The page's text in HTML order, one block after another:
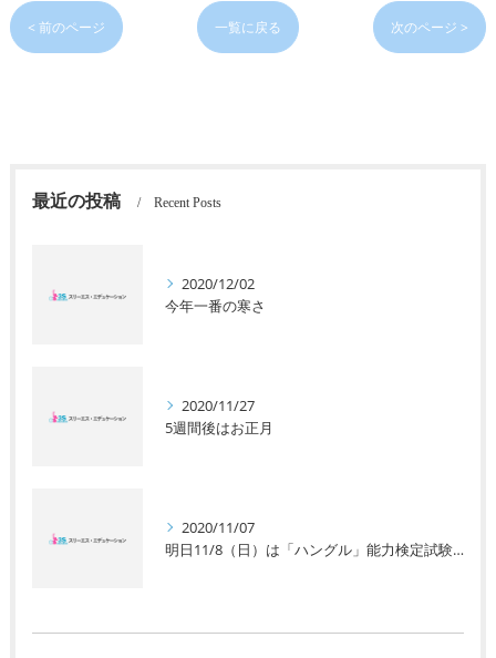
< 前のページ 一覧に戻る 次のページ >
最近の投稿 Recent Posts
2020/12/02
今年一番の寒さ
2020/11/27
5週間後はお正月
2020/11/07
明日11/8（日）は「ハングル」能力検定試験です。